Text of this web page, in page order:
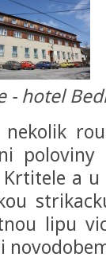
- hotel
poloviny
a
lipu